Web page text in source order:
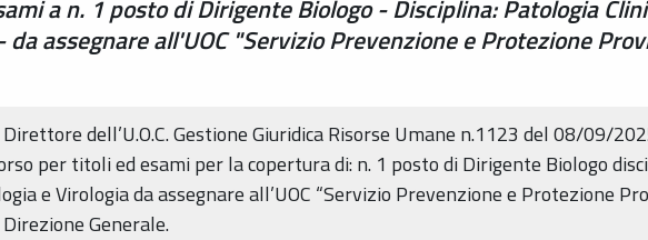
a n. 1 posto di Dirigente Biologo - Disciplina: Patologia
assegnare all'UOC "Servizio Prevenzione e Protezione
dell’U.O.C. Gestione Giuridica Risorse Umane n.1123 del 08/09/
per titoli ed esami per la copertura di: n. 1 posto di Dirigente Biologo
e Virologia da assegnare all’UOC “Servizio Prevenzione e Protezione
Generale.